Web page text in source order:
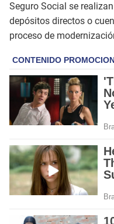
Seguro Social se
depósitos directos o
proceso de